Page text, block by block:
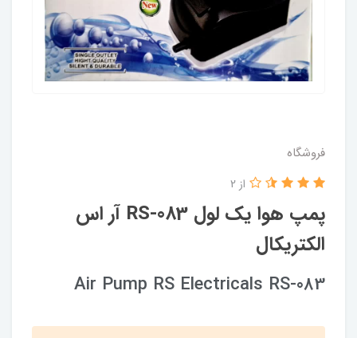
فروشگاه
پمپ هوا یک لول RS-083 آر اس
الکتریکال
از 2
Air Pump RS Electricals RS-083